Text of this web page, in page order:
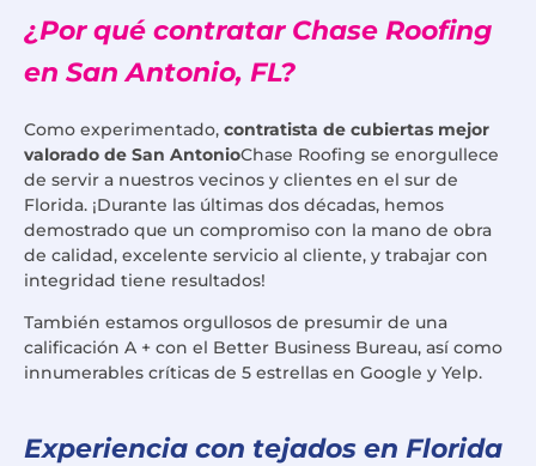
¿Por qué contratar Chase Roofing
en San Antonio, FL?
Como experimentado, contratista de cubiertas mejor
valorado de San AntonioChase Roofing se enorgullece
de servir a nuestros vecinos y clientes en el sur de
Florida. ¡Durante las últimas dos décadas, hemos
demostrado que un compromiso con la mano de obra
de calidad, excelente servicio al cliente, y trabajar con
integridad tiene resultados!
También estamos orgullosos de presumir de una
calificación A + con el Better Business Bureau, así como
innumerables críticas de 5 estrellas en Google y Yelp.
Experiencia con tejados en Florida